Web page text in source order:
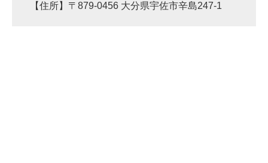
【住所】〒879-0456 大分県宇佐市辛島247-1